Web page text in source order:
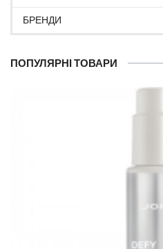
БРЕНДИ
ПОПУЛЯРНІ ТОВАРИ